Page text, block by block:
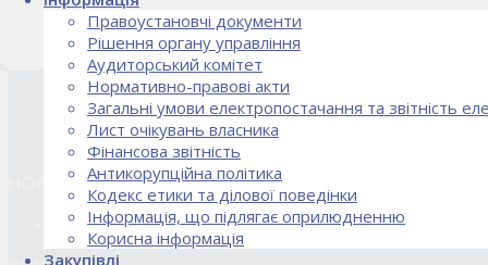
Правоустановчі документи
Рішення органу управління
Аудиторський комітет
Нормативно-правові акти
Загальні умови електропостачання та звітність
Лист очікувань власника
Фінансова звітність
Антикорупційна політика
Кодекс етики та ділової поведінки
Інформація, що підлягає оприлюдненню
Корисна інформація
Закупівлі
НОВИНИ
18.02.2026 Стартував процес реорганізації ДПЗД